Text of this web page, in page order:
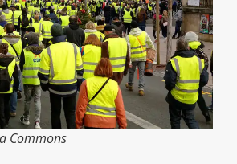
Commons